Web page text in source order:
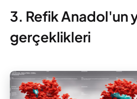
3. Refik Anadol'un
gerçeklikleri